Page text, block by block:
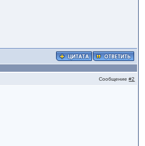
Сообщение#2